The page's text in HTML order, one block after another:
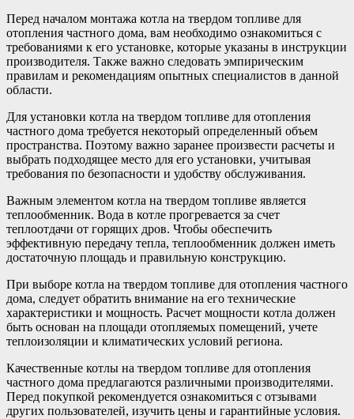
Перед началом монтажа котла на твердом топливе для
отопления частного дома, вам необходимо ознакомиться с
требованиями к его установке, которые указаны в инструкции
производителя. Также важно следовать эмпирическим
правилам и рекомендациям опытных специалистов в данной
области.
Для установки котла на твердом топливе для отопления
частного дома требуется некоторый определенный объем
пространства. Поэтому важно заранее произвести расчеты и
выбрать подходящее место для его установки, учитывая
требования по безопасности и удобству обслуживания.
Важным элементом котла на твердом топливе является
теплообменник. Вода в котле прогревается за счет
теплоотдачи от горящих дров. Чтобы обеспечить
эффективную передачу тепла, теплообменник должен иметь
достаточную площадь и правильную конструкцию.
При выборе котла на твердом топливе для отопления частного
дома, следует обратить внимание на его технические
характеристики и мощность. Расчет мощности котла должен
быть основан на площади отопляемых помещений, учете
теплоизоляции и климатических условий региона.
Качественные котлы на твердом топливе для отопления
частного дома предлагаются различными производителями.
Перед покупкой рекомендуется ознакомиться с отзывами
других пользователей, изучить цены и гарантийные условия.